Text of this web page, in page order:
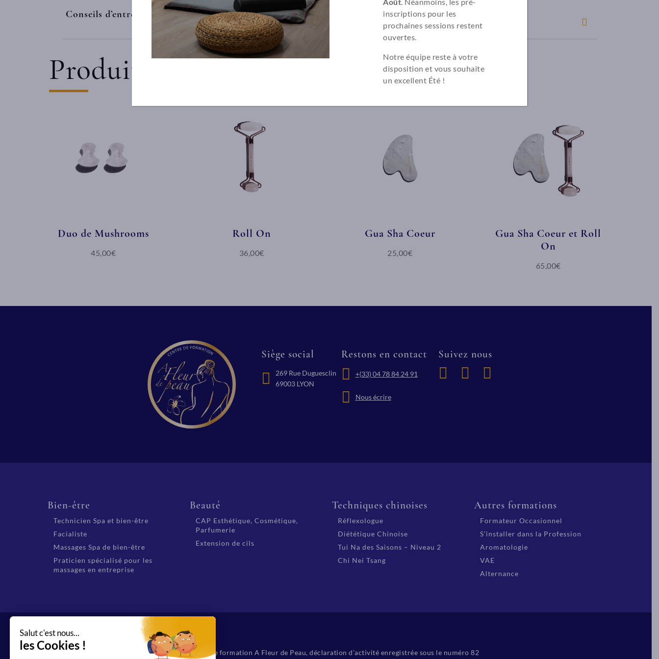
Conseils d’entretien
Produits complémentaires
Duo de Mushrooms
45,00€
Roll On
36,00€
Gua Sha Coeur
25,00€
Gua Sha Coeur et Roll
On
65,00€
Siège social
269 Rue Duguesclin
69003 LYON
Restons en contact
+(33) 04 78 84 24 91
Nous écrire
Suivez nous
Bien-être
Technicien Spa et bien-être
Facialiste
Massages Spa de bien-être
Praticien spécialisé pour les
massages en entreprise
Beauté
CAP Esthétique, Cosmétique,
Parfumerie
Extension de cils
Techniques chinoises
Réflexologue
Diététique Chinoise
Tui Na des Saisons – Niveau 2
Chi Nei Tsang
Autres formations
Formateur Occasionnel
S’installer dans la Profession
Aromatologie
VAE
Alternance
Organisme de formation A Fleur de Peau, déclaration d’activité enregistrée sous le numéro 82
inscriptions pour les
prochaines sessions restent
ouvertes.
Notre équipe reste à votre
disposition et vous souhaite
un excellent Été !